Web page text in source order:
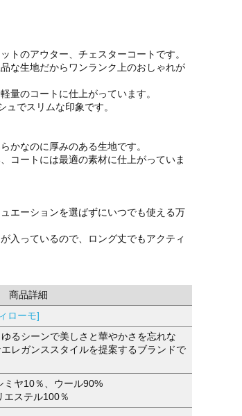
トのアウター、チェスターコートです。
な生地だからワンランク上のおしゃれが
量のコートに仕上がっています。
でスリムな印象です。
かなのに厚みのある生地です。
コートには最適の素材に仕上がっていま
エーションを選ばずにいつでも使える万
入っているので、ロング丈でもアクティ
商品詳細
ローモ]
るシーンで美しさと華やかさを忘れな
レガンススタイルを提案するブランドで
ミヤ10％、ウール90%
エステル100％